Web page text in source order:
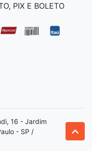
PIX E BOLETO
16 - Jardim
- SP /